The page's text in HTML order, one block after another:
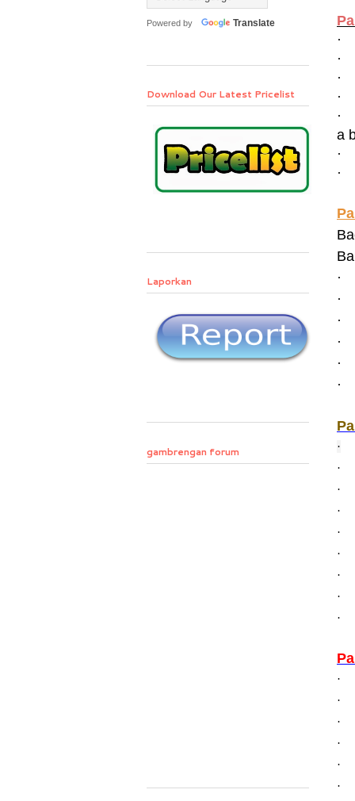
·
·
·
·
·
a
·
·
·
·
·
·
·
·
·
·
·
·
·
·
·
·
·
·
·
·
·
·
·
Powered by Translate
Download Our Latest Pricelist
Laporkan
gambrengan forum